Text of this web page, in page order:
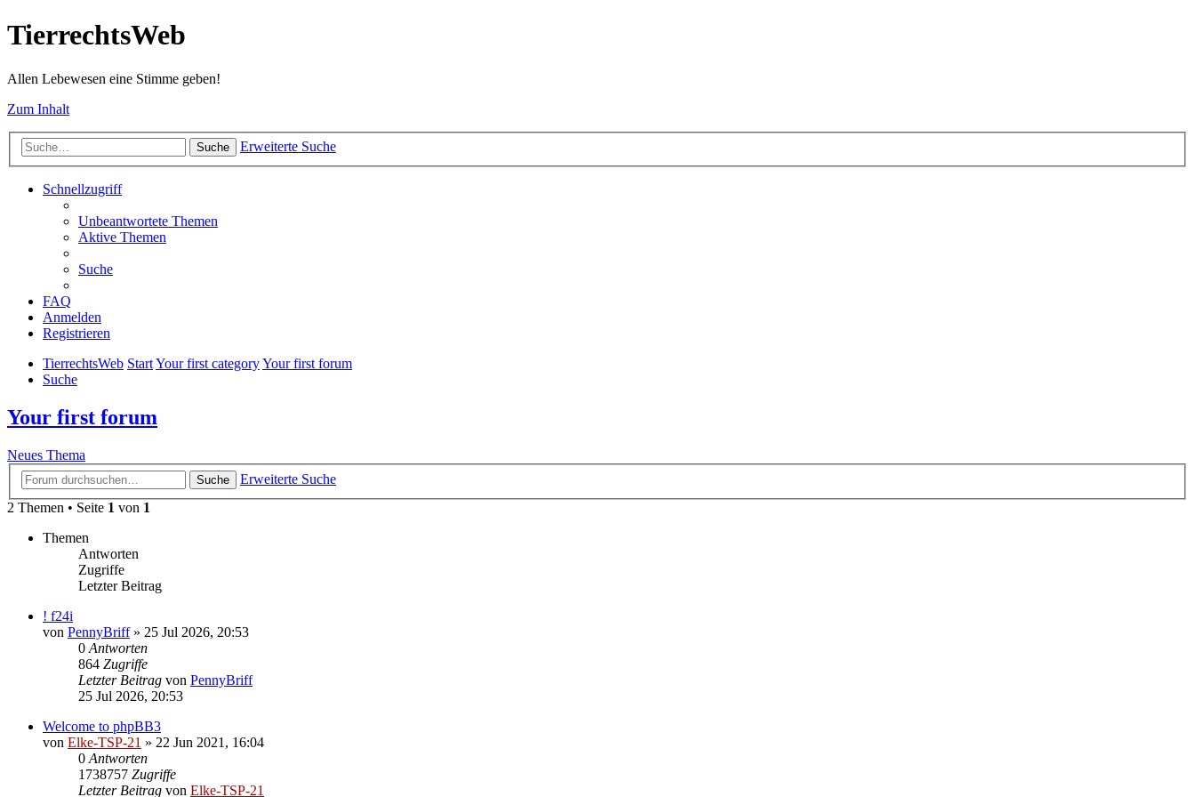
TierrechtsWeb
Allen Lebewesen eine Stimme geben!
Zum Inhalt
Suche Erweiterte Suche
Schnellzugriff
Unbeantwortete Themen
Aktive Themen
Suche
FAQ
Anmelden
Registrieren
TierrechtsWeb StartYour first categoryYour first forum
Suche
Your first forum
Neues Thema
Suche
Erweiterte Suche
2 Themen • Seite 1 von 1
Themen
Antworten
Zugriffe
Letzter Beitrag
! f24i
von PennyBriff» 25 Jul 2026, 20:53
0 Antworten
864 Zugriffe
Letzter Beitrag von PennyBriff
25 Jul 2026, 20:53
Welcome to phpBB3
von Elke-TSP-21 » 22 Jun 2021, 16:04
0 Antworten
1738757 Zugriffe
Letzter Beitrag von Elke-TSP-21